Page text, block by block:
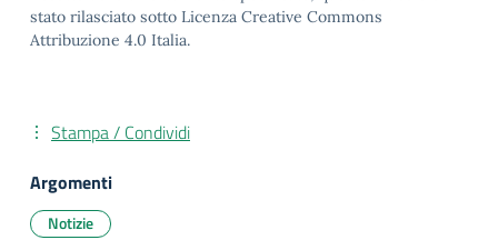
stato rilasciato sotto Licenza Creative Commons
Attribuzione 4.0 Italia.
Stampa / Condividi
Argomenti
Notizie